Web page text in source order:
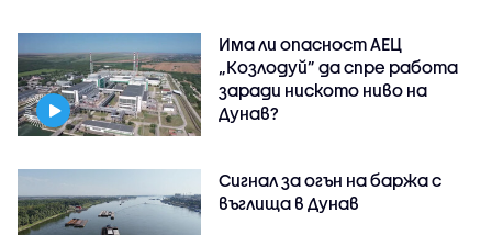
Има ли опасност АЕЦ
„Козлодуй” да спре работа
заради ниското ниво на
Дунав?
Сигнал за огън на баржа с
въглища в Дунав